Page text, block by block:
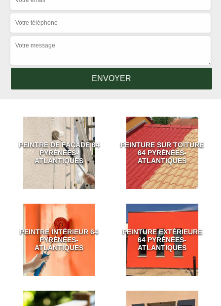
PEINTRE DE FAÇADE 64
PYRÉNÉES-
ATLANTIQUES
PEINTURE SUR TOITURE
64 PYRÉNÉES-
ATLANTIQUES
PEINTRE INTÉRIEUR 64
PYRÉNÉES-
ATLANTIQUES
PEINTURE EXTÉRIEURE
64 PYRÉNÉES-
ATLANTIQUES